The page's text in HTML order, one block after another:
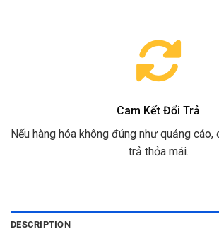
Cam Kết Đổi Trả
Nếu hàng hóa không đúng như quảng
trả thỏa mái.
DESCRIPTION